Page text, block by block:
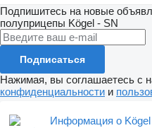
Подпишитесь на новые
полуприцепы Kögel - SN
Подписаться
Нажимая, вы соглашаетесь с
конфиденциальности и
Информация о Kögel